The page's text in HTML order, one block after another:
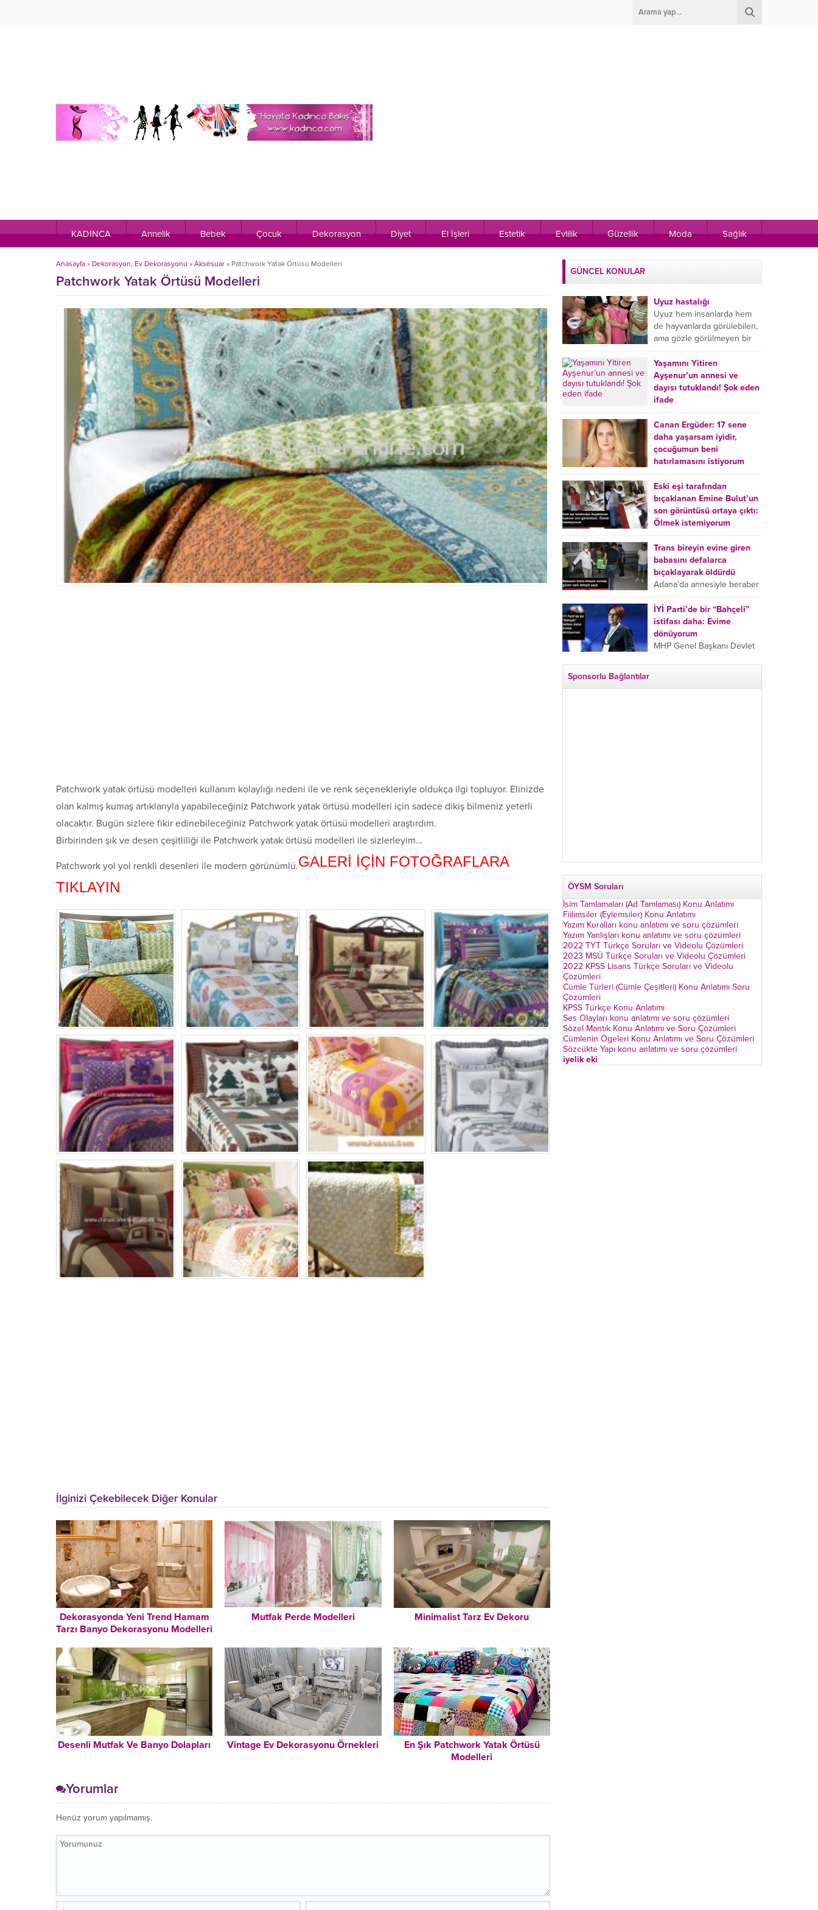
KADINCA Annelik Bebek Çocuk Dekorasyon Diyet El İşleri Estetik Evlilik Güzellik Moda Sağlık
Anasayfa » Dekorasyon, Ev Dekorasyonu » Aksesuar » Patchwork Yatak Örtüsü Modelleri
Patchwork Yatak Örtüsü Modelleri
Patchwork yatak örtüsü modelleri kullanım kolaylığı nedeni ile ve renk seçenekleriyle oldukça ilgi topluyor. Elinizde
olan kalmış kumaş artıklarıyla yapabileceğiniz Patchwork yatak örtüsü modelleri için sadece dikiş bilmeniz yeterli
olacaktır. Bugün sizlere fikir edinebileceğiniz Patchwork yatak örtüsü modelleri araştırdım.
Birbirinden şık ve desen çeşitliliği ile Patchwork yatak örtüsü modelleri ile sizlerleyim…
Patchwork yol yol renkli desenleri ile modern görünümlü.GALERİ İÇİN FOTOĞRAFLARA
TIKLAYIN
İlginizi Çekebilecek Diğer Konular
Dekorasyonda Yeni Trend Hamam
Tarzı Banyo Dekorasyonu Modelleri
Mutfak Perde Modelleri Minimalist Tarz Ev Dekoru
Desenli Mutfak Ve Banyo Dolapları Vintage Ev Dekorasyonu Örnekleri
En Şık Patchwork Yatak Örtüsü
Modelleri
Yorumlar
Henüz yorum yapılmamış.
GÜNCEL KONULAR
Uyuz hastalığı
Uyuz hem insanlarda hem
de hayvanlarda görülebilen,
ama gözle görülmeyen bir
tür mikroplu böcek
hastalığıdır. Uyuz hastalığı
(Urticaria), deride veya...
Yaşamını Yitiren
Ayşenur’un annesi ve
dayısı tutuklandı! Şok eden
ifade
Burdur’da yatağında ölü
bulunan Ayşenur Kazık’ın (2)
annesi Kader Karadeniz (23)
ile dayısı Hızır Tunç
Çetinkaya (19) tutuklandı.
Çetinkaya, ifadesinde...
Canan Ergüder: 17 sene
daha yaşarsam iyidir,
çocuğumun beni
hatırlamasını istiyorum
Kanser tedavisi gören ünlü
oyuncu Canan Ergüder,
hastalık sürecini anlattı:
Meme kanserine yakalanan
ünlü oyuncu Canan Ergüder
aklıma ilk ölümün...
Eski eşi tarafından
bıçaklanan Emine Bulut’un
son görüntüsü ortaya çıktı:
Ölmek istemiyorum
Kırıkkale’de eski eşi
tarafından boğazından
bıçaklanan Emine Bulut’un
“Ben ölmek istemiyorum”
demesi ve yanında bulunan
10 yaşındaki kızının “Anne
lütfen...
Trans bireyin evine giren
babasını defalarca
bıçaklayarak öldürdü
Adana’da annesiyle beraber
takip ettiği babasının trans
bireyin evine girdiği gören
cani, babasını vücudunun
çeşitli yerlerinden
bıçaklayarak öldürdü.
İYİ Parti’de bir “Bahçeli”
istifası daha: Evime
dönüyorum
MHP Genel Başkanı Devlet
Sponsorlu Bağlantılar
ÖYSM Soruları
İsim Tamlamaları (Ad Tamlaması) Konu Anlatımı
Fiilimsiler (Eylemsiler) Konu Anlatımı
Yazım Kuralları konu anlatımı ve soru çözümleri
Yazım Yanlışları konu anlatımı ve soru çözümleri
2022 TYT Türkçe Soruları ve Videolu Çözümleri
2023 MSÜ Türkçe Soruları ve Videolu Çözümleri
2022 KPSS Lisans Türkçe Soruları ve Videolu
Çözümleri
Cümle Türleri (Cümle Çeşitleri) Konu Anlatımı Soru
Çözümleri
KPSS Türkçe Konu Anlatımı
Ses Olayları konu anlatımı ve soru çözümleri
Sözel Mantık Konu Anlatımı ve Soru Çözümleri
Cümlenin Ögeleri Konu Anlatımı ve Soru Çözümleri
Sözcükte Yapı konu anlatımı ve soru çözümleri
iyelik eki